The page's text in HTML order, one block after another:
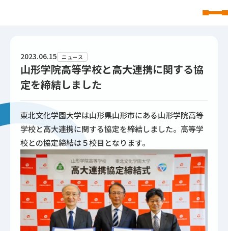
2023.06.15 ニュース
山形学院高等学校と高大連携に関する協
定を締結しました
東北文化学園大学は山形県山形市にある山形学院高等
学校と高大連携に関する協定を締結しました。高等学
校との協定締結は５校目となります。